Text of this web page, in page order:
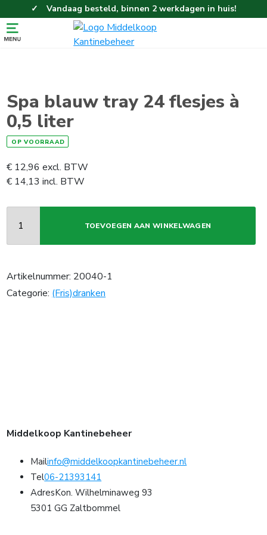
Vandaag besteld, binnen 2 werkdagen in huis!
Eenvoudig en gemakkelijk bestellen!
Gratis thuisbezorgd vanaf 100,-!
Spa blauw tray 24 flesjes à
0,5 liter
OP VOORRAAD
€ 12,96 excl. BTW
€ 14,13 incl. BTW
TOEVOEGEN AAN WINKELWAGEN
Artikelnummer: 20040-1
Categorie: (Fris)dranken
Middelkoop Kantinebeheer
Mailinfo@middelkoopkantinebeheer.nl
Tel06-21393141
AdresKon. Wilhelminaweg 93
5301 GG Zaltbommel